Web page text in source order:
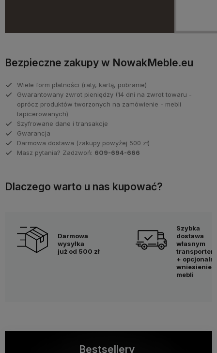
Bezpieczne zakupy w NowakMeble.eu
Wiele form płatności (raty, kartą, pobranie)
Gwarantowany zwrot pieniędzy (14 dni na zwrot towaru -
oprócz produktów tworzonych na zamówienie - mebli
tapicerowanych)
Szyfrowane dane i transakcje
Gwarancja
Darmowa dostawa (zakupy powyżej 500 zł)
Masz pytania? Zadzwoń: 609-694-666
Dlaczego warto u nas kupować?
Darmowa
wysyłka
już od 500 zł
Szybka
dostawa
własnym
transportem
+
wniesienie
mebli
Bestsellery